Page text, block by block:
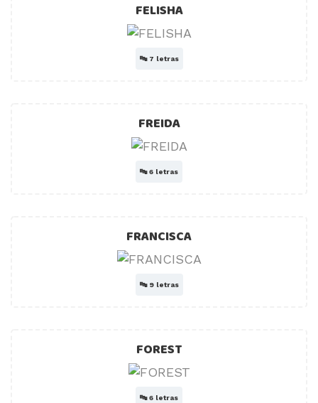
FELISHA
🔤 7 letras
FREIDA
🔤6 letras
FRANCISCA
🔤 9 letras
FOREST
🔤6 letras